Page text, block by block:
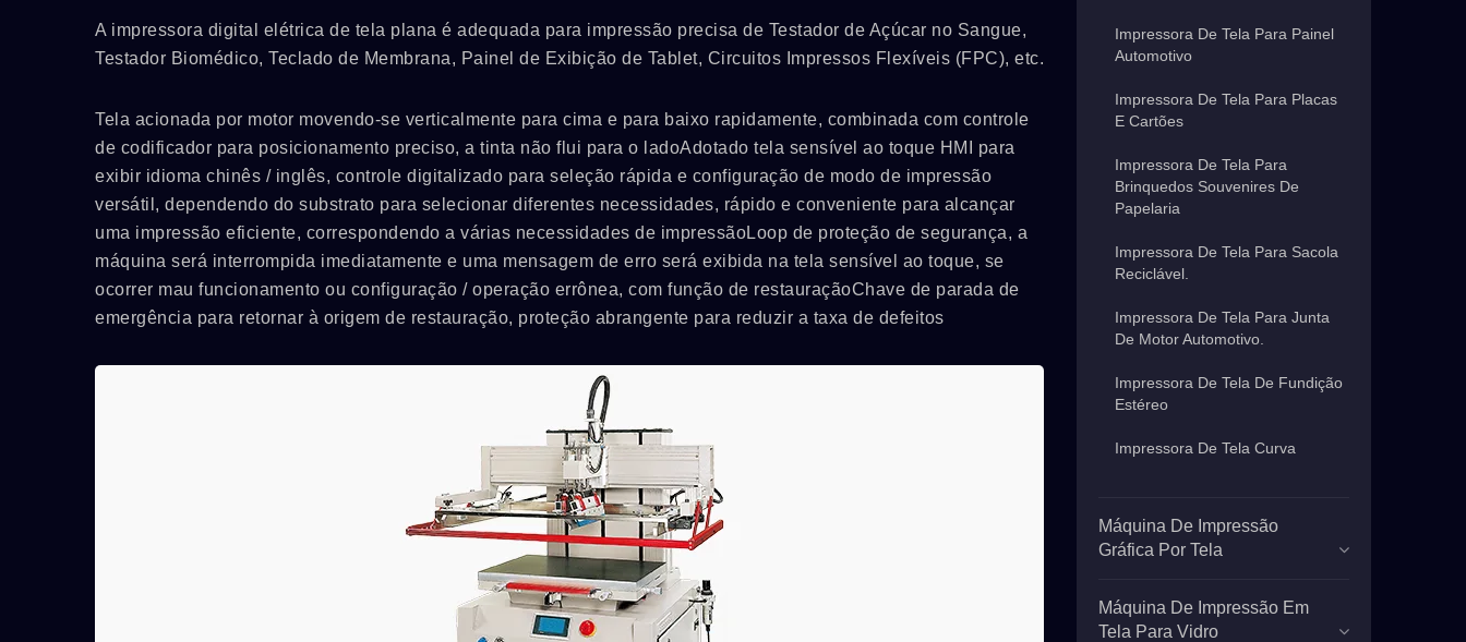
A impressora digital elétrica de tela plana é adequada para impressão precisa de Testador de Açúcar no Sangue,
Testador Biomédico, Teclado de Membrana, Painel de Exibição de Tablet, Circuitos Impressos Flexíveis (FPC), etc.
Tela acionada por motor movendo-se verticalmente para cima e para baixo rapidamente, combinada com controle
de codificador para posicionamento preciso, a tinta não flui para o ladoAdotado tela sensível ao toque HMI para
exibir idioma chinês / inglês, controle digitalizado para seleção rápida e configuração de modo de impressão
versátil, dependendo do substrato para selecionar diferentes necessidades, rápido e conveniente para alcançar
uma impressão eficiente, correspondendo a várias necessidades de impressãoLoop de proteção de segurança, a
máquina será interrompida imediatamente e uma mensagem de erro será exibida na tela sensível ao toque, se
ocorrer mau funcionamento ou configuração / operação errônea, com função de restauraçãoChave de parada de
emergência para retornar à origem de restauração, proteção abrangente para reduzir a taxa de defeitos
Impressora De Tela Para Painel
Automotivo
Impressora De Tela Para Placas
E Cartões
Impressora De Tela Para
Brinquedos Souvenires De
Papelaria
Impressora De Tela Para Sacola
Reciclável.
Impressora De Tela Para Junta
De Motor Automotivo.
Impressora De Tela De Fundição
Estéreo
Impressora De Tela Curva
Máquina De Impressão
Gráfica Por Tela
Máquina De Impressão Em
Tela Para Vidro